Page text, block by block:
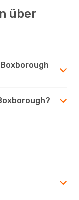
über